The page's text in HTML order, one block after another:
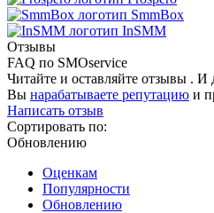
SmmBox
InSMM
Отзывы
FAQ по SMOservice
Читайте и оставляйте отзывы . И
Вы нарабатываете репутацию и
Написать отзыв
Сортировать по:
Обновлению
Оценкам
Популярности
Обновлению